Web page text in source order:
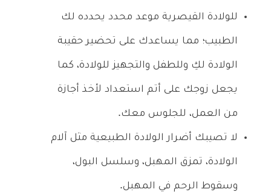
للولادة القيصرية موعد محدد يحدده لك
الطبيب؛ مما يساعدك على تحضير حقيبة
الولادة لكِ وللطفل والتجهيز للولادة، كما
يجعل زوجك على أتم استعداد لأخذ أجازة
من العمل، للجلوس معك.
لا تصيبك أضرار الولادة الطبيعية مثل آلام
الولادة، تمزق المهبل، وسلسل البول،
وسقوط الرحم في المهبل.